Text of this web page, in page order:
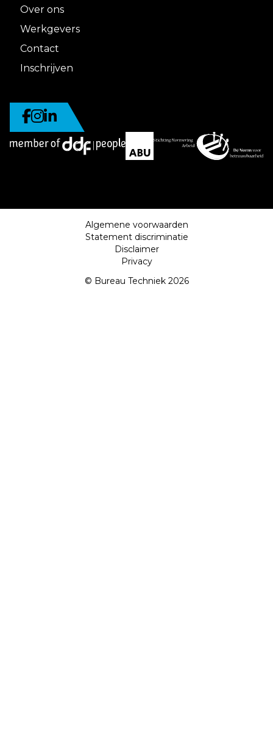
Over ons
Werkgevers
Contact
Inschrijven
Algemene voorwaarden
Statement discriminatie
Disclaimer
Privacy
© Bureau Techniek 2026